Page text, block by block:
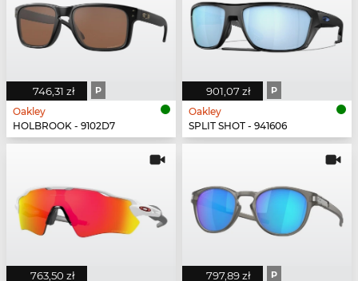
746,31 zł P
Oakley
HOLBROOK - 9102D7
901,07 zł P
Oakley
SPLIT SHOT - 941606
763,50 zł 797,89 zł P